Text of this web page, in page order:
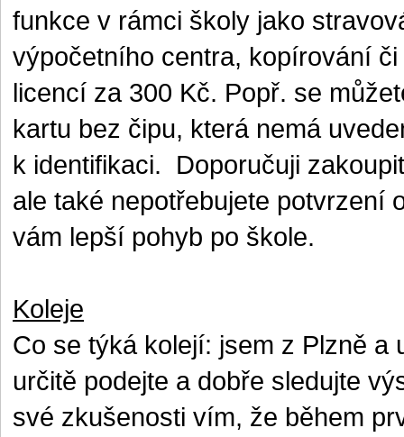
funkce v rámci školy jako
výpočetního centra, kopírování
licencí za 300 Kč. Popř. se
kartu bez čipu, která nemá
k identifikaci.
Doporučuji
ale také nepotřebujete potvrzení
vám lepší pohyb po škole.
Koleje
Co se týká kolejí: jsem z Plzně a
určitě podejte a dobře sledujte
své zkušenosti vím, že během